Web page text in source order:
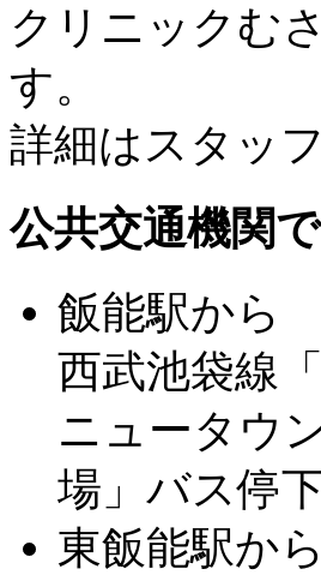
クリニックむ
す。
詳細はスタッ
公共交通機関
飯能駅から
西武池袋線
ニュータウ
場」バス停
東飯能駅から